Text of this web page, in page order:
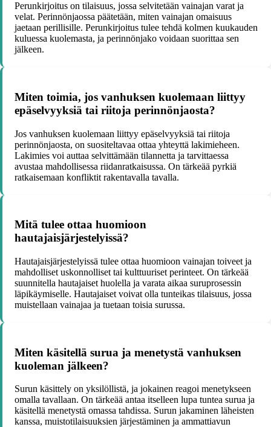
Perunkirjoitus on tilaisuus, jossa selvitetään vainajan varat ja
velat. Perinnönjaossa päätetään, miten vainajan omaisuus
jaetaan perillisille. Perunkirjoitus tulee tehdä kolmen kuukauden
kuluessa kuolemasta, ja perinnönjako voidaan suorittaa sen
jälkeen.
Miten toimia, jos vanhuksen kuolemaan liittyy
epäselvyyksiä tai riitoja perinnönjaosta?
Jos vanhuksen kuolemaan liittyy epäselvyyksiä tai riitoja
perinnönjaosta, on suositeltavaa ottaa yhteyttä lakimieheen.
Lakimies voi auttaa selvittämään tilannetta ja tarvittaessa
avustaa mahdollisessa riidanratkaisussa. On tärkeää pyrkiä
ratkaisemaan konfliktit rakentavalla tavalla.
Mitä tulee ottaa huomioon
hautajaisjärjestelyissä?
Hautajaisjärjestelyissä tulee ottaa huomioon vainajan toiveet ja
mahdolliset uskonnolliset tai kulttuuriset perinteet. On tärkeää
suunnitella hautajaiset huolella ja varata aikaa suruprosessin
läpikäymiselle. Hautajaiset voivat olla tunteikas tilaisuus, jossa
muistellaan vainajaa ja tuetaan toisia surussa.
Miten käsitellä surua ja menetystä vanhuksen
kuoleman jälkeen?
Surun käsittely on yksilöllistä, ja jokainen reagoi menetykseen
omalla tavallaan. On tärkeää antaa itselleen lupa tuntea surua ja
käsitellä menetystä omassa tahdissa. Surun jakaminen läheisten
kanssa, muistotilaisuuksien järjestäminen ja ammattiavun